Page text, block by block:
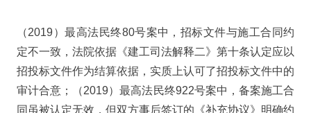
（2019）最高法民终80号案中，招标文件与施工合同约
定不一致，法院依据《建工司法解释二》第十条认定应以
招投标文件作为结算依据，实质上认可了招投标文件中的
审计合意；（2019）最高法民终922号案中，备案施工合
同虽被认定无效，但双方事后签订的《补充协议》明确约